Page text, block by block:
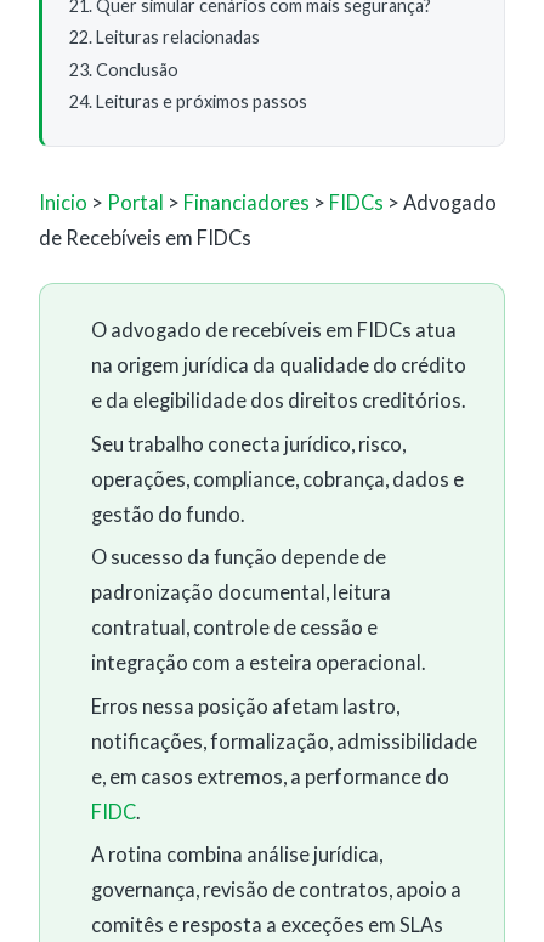
Quer simular cenários com mais segurança?
Leituras relacionadas
Conclusão
Leituras e próximos passos
Inicio > Portal > Financiadores > FIDCs > Advogado
de Recebíveis em FIDCs
O advogado de recebíveis em FIDCs atua
na origem jurídica da qualidade do crédito
e da elegibilidade dos direitos creditórios.
Seu trabalho conecta jurídico, risco,
operações, compliance, cobrança, dados e
gestão do fundo.
O sucesso da função depende de
padronização documental, leitura
contratual, controle de cessão e
integração com a esteira operacional.
Erros nessa posição afetam lastro,
notificações, formalização, admissibilidade
e, em casos extremos, a performance do
FIDC.
A rotina combina análise jurídica,
governança, revisão de contratos, apoio a
comitês e resposta a exceções em SLAs